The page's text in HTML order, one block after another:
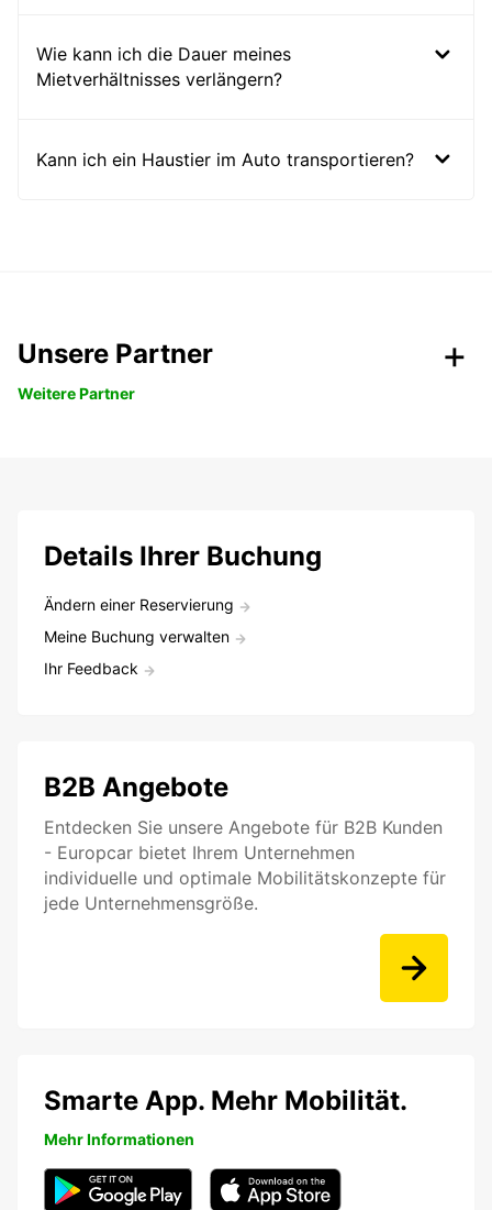
Wie kann ich die Dauer meines
Mietverhältnisses verlängern?
Kann ich ein Haustier im Auto transportieren?
Unsere Partner
Weitere Partner
Details Ihrer Buchung
Ändern einer Reservierung
Meine Buchung verwalten
Ihr Feedback
B2B Angebote
Entdecken Sie unsere Angebote für B2B Kunden
- Europcar bietet Ihrem Unternehmen
individuelle und optimale Mobilitätskonzepte für
jede Unternehmensgröße.
Smarte App. Mehr Mobilität.
Mehr Informationen